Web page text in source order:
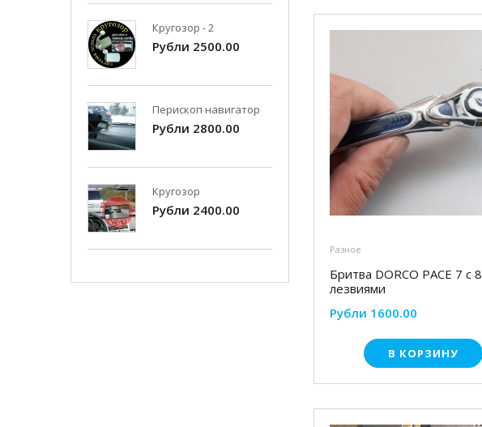
Разное
Бритва DORCO PACE 7 с 8
лезвиями
Рубли 1600.00
В КОРЗИНУ
Кругозор - 2
Рубли 2500.00
Перископ навигатор
Рубли 2800.00
Кругозор
Рубли 2400.00